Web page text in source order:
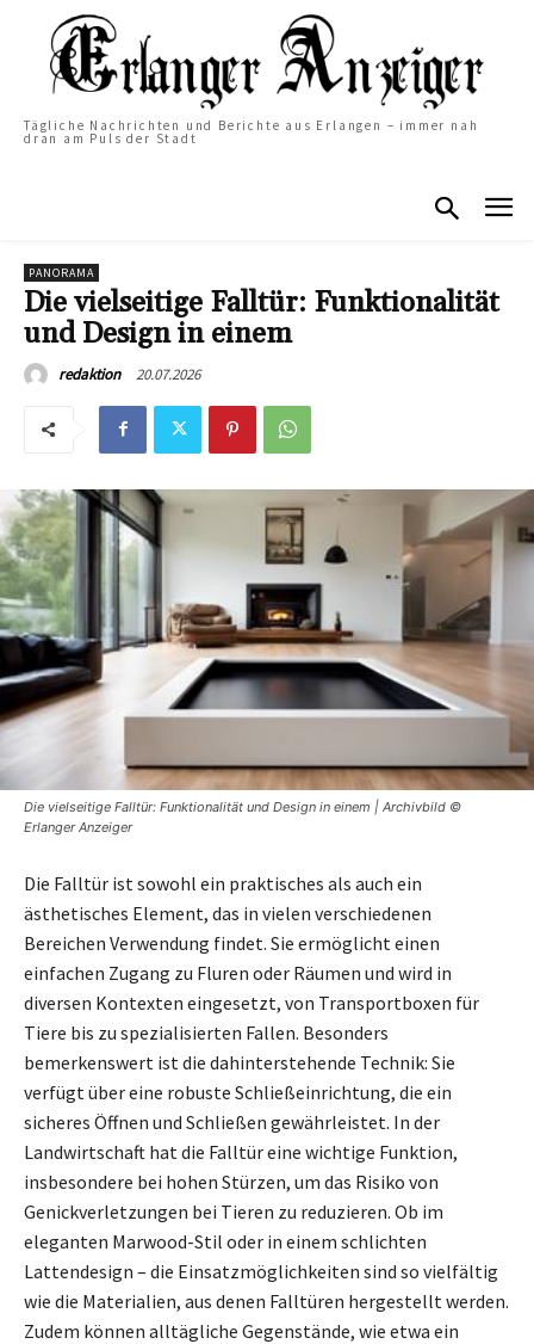
Tägliche Nachrichten und Berichte aus Erlangen – immer nah
dran am Puls der Stadt
PANORAMA
Die vielseitige Falltür: Funktionalität
und Design in einem
redaktion 20.07.2026
Die vielseitige Falltür: Funktionalität und Design in einem | Archivbild ©
Erlanger Anzeiger
Die Falltür ist sowohl ein praktisches als auch ein
ästhetisches Element, das in vielen verschiedenen
Bereichen Verwendung findet. Sie ermöglicht einen
einfachen Zugang zu Fluren oder Räumen und wird in
diversen Kontexten eingesetzt, von Transportboxen für
Tiere bis zu spezialisierten Fallen. Besonders
bemerkenswert ist die dahinterstehende Technik: Sie
verfügt über eine robuste Schließeinrichtung, die ein
sicheres Öffnen und Schließen gewährleistet. In der
Landwirtschaft hat die Falltür eine wichtige Funktion,
insbesondere bei hohen Stürzen, um das Risiko von
Genickverletzungen bei Tieren zu reduzieren. Ob im
eleganten Marwood-Stil oder in einem schlichten
Lattendesign – die Einsatzmöglichkeiten sind so vielfältig
wie die Materialien, aus denen Falltüren hergestellt werden.
Zudem können alltägliche Gegenstände, wie etwa ein